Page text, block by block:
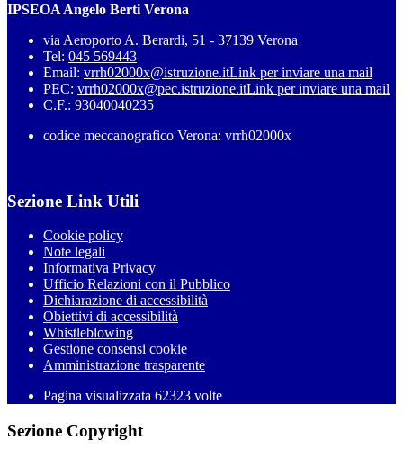
IPSEOA Angelo Berti Verona
via Aeroporto A. Berardi, 51 - 37139 Verona
Tel: 045 569443
Email: vrrh02000x@istruzione.itLink per inviare una mail
PEC: vrrh02000x@pec.istruzione.itLink per inviare una mail
C.F.: 93040040235
codice meccanografico Verona: vrrh02000x
Sezione Link Utili
Cookie policy
Note legali
Informativa Privacy
Ufficio Relazioni con il Pubblico
Dichiarazione di accessibilità
Obiettivi di accessibilità
Whistleblowing
Gestione consensi cookie
Amministrazione trasparente
Pagina visualizzata 62323 volte
Sezione Copyright